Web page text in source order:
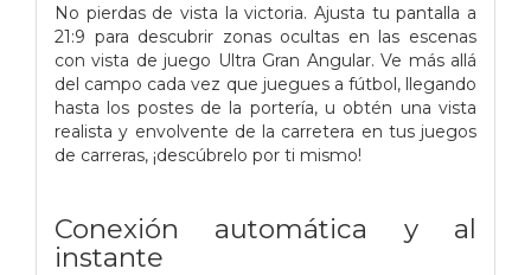
No pierdas de vista la victoria. Ajusta tu pantalla a
21:9 para descubrir zonas ocultas en las escenas
con vista de juego Ultra Gran Angular. Ve más allá
del campo cada vez que juegues a fútbol, llegando
hasta los postes de la portería, u obtén una vista
realista y envolvente de la carretera en tus juegos
de carreras, ¡descúbrelo por ti mismo!
Conexión automática y al
instante